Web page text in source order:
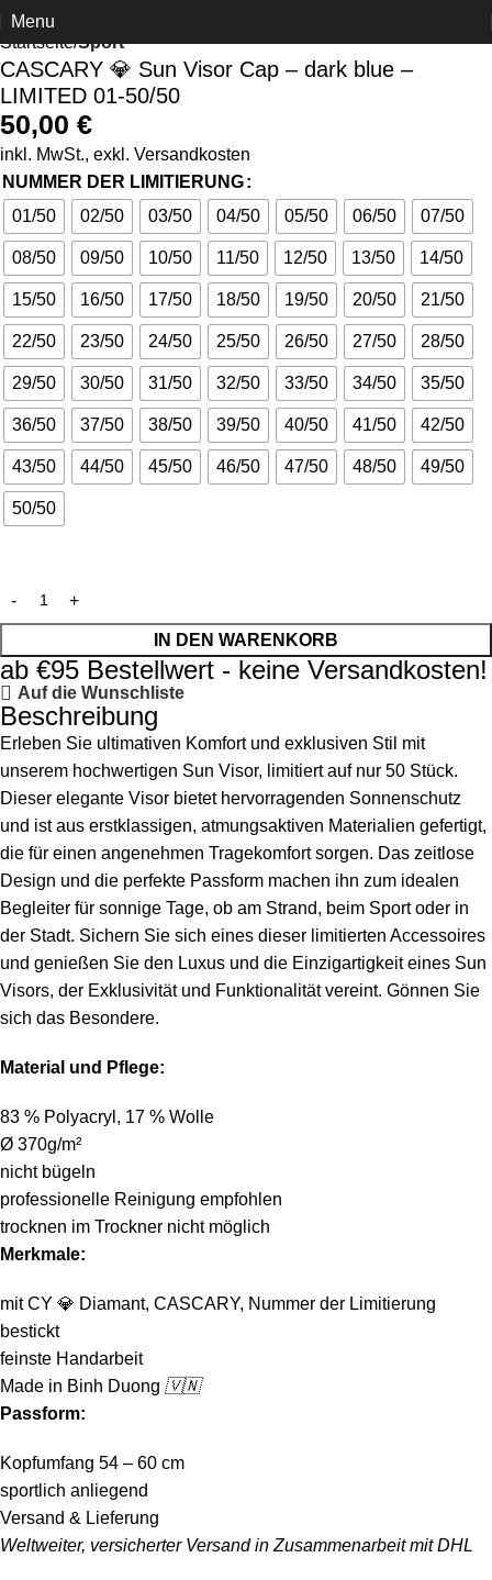
Menu
Startseite Sport
CASCARY 💎 Sun Visor Cap – dark blue –
LIMITED 01-50/50
50,00 €
inkl. MwSt., exkl. Versandkosten
NUMMER DER LIMITIERUNG
01/50
02/50 03/50 04/50 05/50 06/50 07/50
08/50 09/50 10/50 11/50 12/50 13/50 14/50
15/50 16/50 17/50 18/50 19/50 20/50 21/50
22/50 23/50 24/50 25/50 26/50 27/50 28/50
29/50 30/50 31/50 32/50 33/50 34/50 35/50
36/50 37/50 38/50 39/50 40/50 41/50 42/50
43/50 44/50 45/50 46/50 47/50 48/50 49/50
50/50
IN DEN WARENKORB
ab €95 Bestellwert - keine Versandkosten!
Auf die Wunschliste
Beschreibung
Erleben Sie ultimativen Komfort und exklusiven Stil mit
unserem hochwertigen Sun Visor, limitiert auf nur 50 Stück.
Dieser elegante Visor bietet hervorragenden Sonnenschutz
und ist aus erstklassigen, atmungsaktiven Materialien gefertigt,
die für einen angenehmen Tragekomfort sorgen. Das zeitlose
Design und die perfekte Passform machen ihn zum idealen
Begleiter für sonnige Tage, ob am Strand, beim Sport oder in
der Stadt. Sichern Sie sich eines dieser limitierten Accessoires
und genießen Sie den Luxus und die Einzigartigkeit eines Sun
Visors, der Exklusivität und Funktionalität vereint. Gönnen Sie
sich das Besondere.
Material und Pflege:
83 % Polyacryl, 17 % Wolle
Ø 370g/m²
nicht bügeln
professionelle Reinigung empfohlen
trocknen im Trockner nicht möglich
Merkmale:
mit CY 💎 Diamant, CASCARY, Nummer der Limitierung
bestickt
feinste Handarbeit
Made in Binh Duong 🇻🇳
Passform:
Kopfumfang 54 – 60 cm
sportlich anliegend
Versand & Lieferung
Weltweiter, versicherter Versand in Zusammenarbeit mit DHL